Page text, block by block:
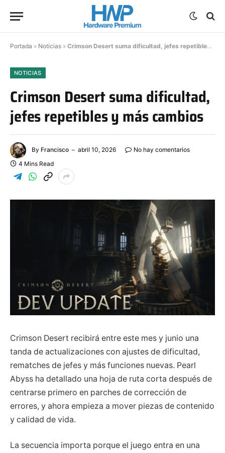
Portada » Noticias » Crimson Desert suma dificultad, jefes repetibles y más cambios
NOTICIAS
Crimson Desert suma dificultad,
jefes repetibles y más cambios
By Francisco abril 10, 2026
No hay comentarios
4 Mins Read
Crimson Desert recibirá entre este mes y junio una
tanda de actualizaciones con ajustes de dificultad,
rematches de jefes y más funciones nuevas. Pearl
Abyss ha detallado una hoja de ruta corta después de
centrarse primero en parches de corrección de
errores, y ahora empieza a mover piezas de contenido
y calidad de vida.
La secuencia importa porque el juego entra en una